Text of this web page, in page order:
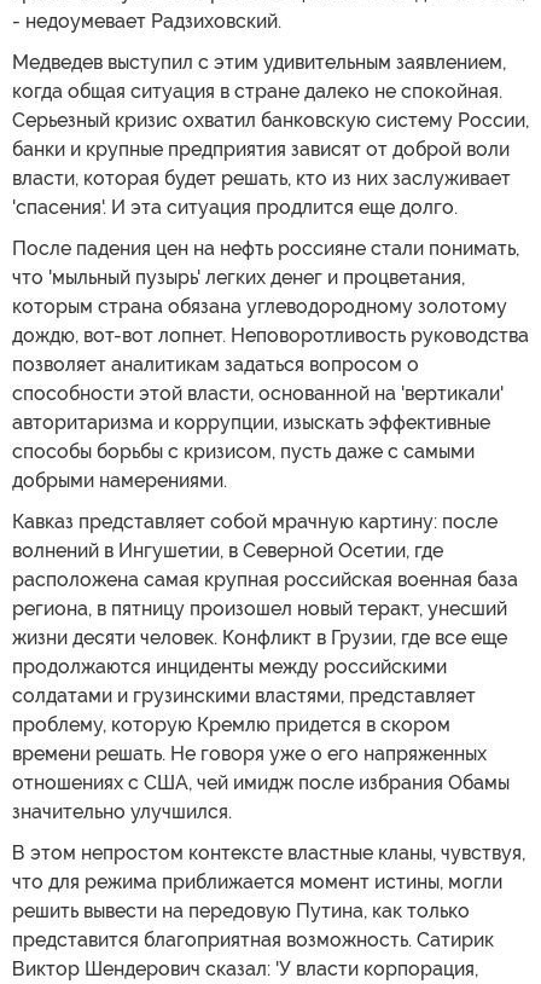
- недоумевает Радзиховский.
Медведев выступил с этим удивительным заявлением,
когда общая ситуация в стране далеко не спокойная.
Серьезный кризис охватил банковскую систему России,
банки и крупные предприятия зависят от доброй воли
власти, которая будет решать, кто из них заслуживает
'спасения'. И эта ситуация продлится еще долго.
После падения цен на нефть россияне стали понимать,
что 'мыльный пузырь' легких денег и процветания,
которым страна обязана углеводородному золотому
дождю, вот-вот лопнет. Неповоротливость руководства
позволяет аналитикам задаться вопросом о
способности этой власти, основанной на 'вертикали'
авторитаризма и коррупции, изыскать эффективные
способы борьбы с кризисом, пусть даже с самыми
добрыми намерениями.
Кавказ представляет собой мрачную картину: после
волнений в Ингушетии, в Северной Осетии, где
расположена самая крупная российская военная база
региона, в пятницу произошел новый теракт, унесший
жизни десяти человек. Конфликт в Грузии, где все еще
продолжаются инциденты между российскими
солдатами и грузинскими властями, представляет
проблему, которую Кремлю придется в скором
времени решать. Не говоря уже о его напряженных
отношениях с США, чей имидж после избрания Обамы
значительно улучшился.
В этом непростом контексте властные кланы, чувствуя,
что для режима приближается момент истины, могли
решить вывести на передовую Путина, как только
представится благоприятная возможность. Сатирик
Виктор Шендерович сказал: 'У власти корпорация,